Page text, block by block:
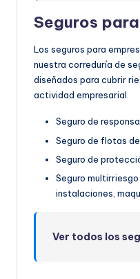
Seguros
Los seguros para
nuestra correduría de
diseñados para cubrir
actividad empresarial.
Seguro de
Seguro de flotas de
Seguro de
Seguro
instalaciones,
Ver todos los